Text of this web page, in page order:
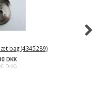
bag (4345289)
DKK
DKK)